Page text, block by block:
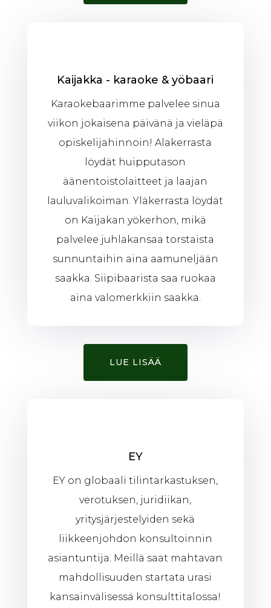
Kaijakka - karaoke & yöbaari
Karaokebaarimme palvelee sinua
viikon jokaisena päivänä ja vieläpä
opiskelijahinnoin! Alakerrasta
löydät huipputason
äänentoistolaitteet ja laajan
lauluvalikoiman. Yläkerrasta löydät
on Kaijakan yökerhon, mikä
palvelee juhlakansaa torstaista
sunnuntaihin aina aamuneljään
saakka. Siipibaarista saa ruokaa
aina valomerkkiin saakka.
LUE LISÄÄ
EY
EY on globaali tilintarkastuksen,
verotuksen, juridiikan,
yritysjärjestelyiden sekä
liikkeenjohdon konsultoinnin
asiantuntija. Meillä saat mahtavan
mahdollisuuden startata urasi
kansainvälisessä konsulttitalossa!